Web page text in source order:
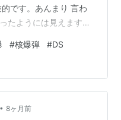
です。あんまり 言わ
たようには見えますけ
いうふう に出てるん
そこまでの大掛かり の
？と申しますと？ サー
でしょうね。 シン＞1
＞水爆の新しいタ…
#核爆弾 #DS
• 8ヶ月前